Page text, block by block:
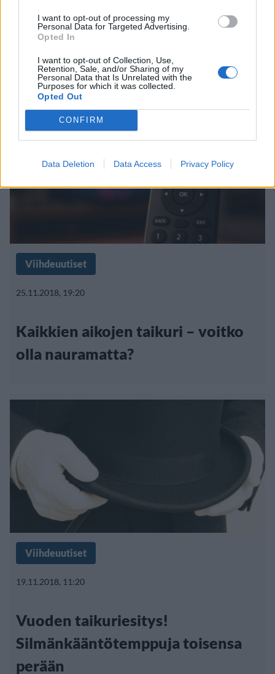
I want to opt-out of processing my
Personal Data for Targeted Advertising.
Opted In
I want to opt-out of Collection, Use,
Retention, Sale, and/or Sharing of my
Personal Data that Is Unrelated with the
Purposes for which it was collected.
Opted Out
CONFIRM
Data Deletion Data Access Privacy Policy
Uskomaton taidonnäyte –
minitornadoja saippuakuplien
sisällä
Viihdeuutiset
25.11.2018, 19:20
Kaikkien aikojen taikuri – voitko
olla nauramatta?
Viihdeuutiset
19.11.2018, 11:20
Vuoden taikuriesitys!
Silmänkääntötemppuja toisensa
perään